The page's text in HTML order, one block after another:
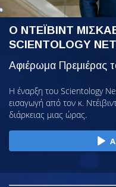
Ο ΝΤΕΪΒΙΝΤ
SCIENTOLOGY
Αφιέρωμα Πρεμιέρας
Η έναρξη του Scientology
εισαγωγή από τον κ.
διάρκειας μιας ώρας.